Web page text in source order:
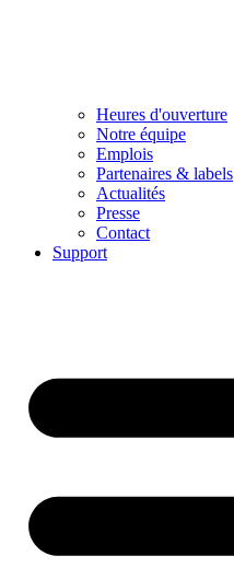
Heures d'ouverture
Notre équipe
Emplois
Partenaires & labels
Actualités
Presse
Contact
Support